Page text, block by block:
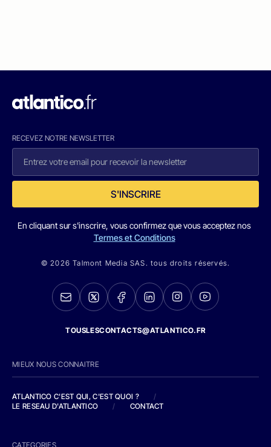
RECEVEZ NOTRE NEWSLETTER
S'INSCRIRE
En cliquant sur s'inscrire, vous confirmez que vous acceptez nos
Termes et Conditions
© 2026 Talmont Media SAS. tous droits réservés.
TOUSLESCONTACTS@ATLANTICO.FR
MIEUX NOUS CONNAITRE
ATLANTICO C'EST QUI, C'EST QUOI ?
/
LE RESEAU D'ATLANTICO
/ CONTACT
CATEGORIES